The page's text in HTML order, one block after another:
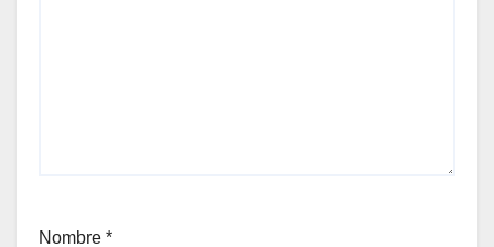
Nombre *